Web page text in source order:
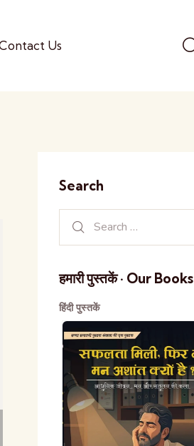
Us
Search
हमारी पुस्तकें · Our Books
हिंदी पुस्तकें